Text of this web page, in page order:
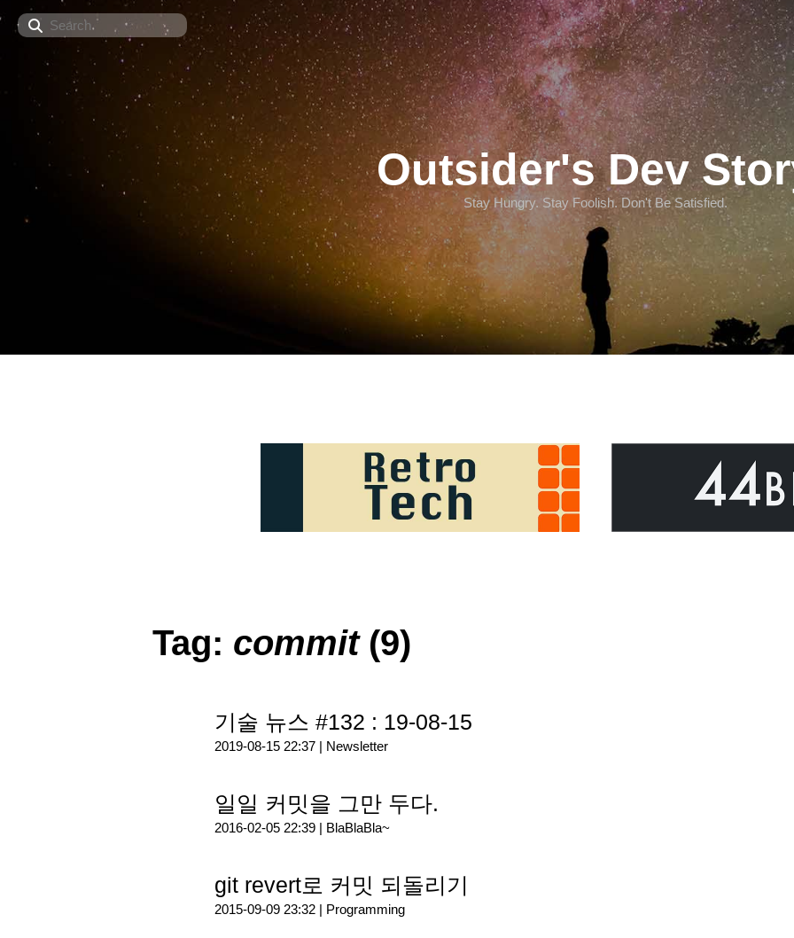
Search
Outsider's Dev
Stay Hungry. Stay Foolish. Don't Be Satisfied.
Tag: commit(9)
기술 뉴스 #132 : 19-08-15
2019-08-15 22:37 | Newsletter
일일 커밋을 그만 두다.
2016-02-05 22:39 | BlaBlaBla~
git revert로 커밋 되돌리기
2015-09-09 23:32 | Programming